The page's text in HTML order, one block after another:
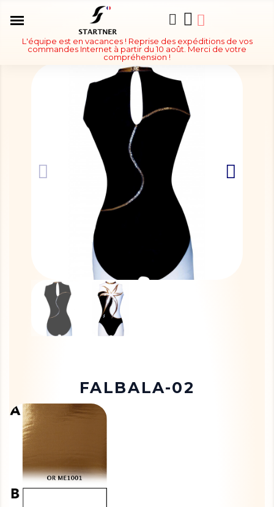
L'équipe est en vacances ! Reprise des expéditions de vos
commandes Internet à partir du 10 août. Merci de votre
compréhension !
FALBALA-02